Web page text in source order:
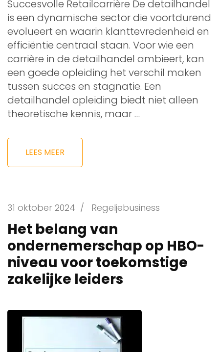
Succesvolle Retailcarrière De detailhandel
is een dynamische sector die voortdurend
evolueert en waarin klanttevredenheid en
efficiëntie centraal staan. Voor wie een
carrière in de detailhandel ambieert, kan
een goede opleiding het verschil maken
tussen succes en stagnatie. Een
detailhandel opleiding biedt niet alleen
theoretische kennis, maar …
LEES MEER
31 oktober 2024 / Regeljebusiness
Het belang van
ondernemerschap op HBO-
niveau voor toekomstige
zakelijke leiders